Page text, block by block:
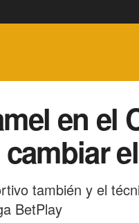
en el
también y el
BetPlay